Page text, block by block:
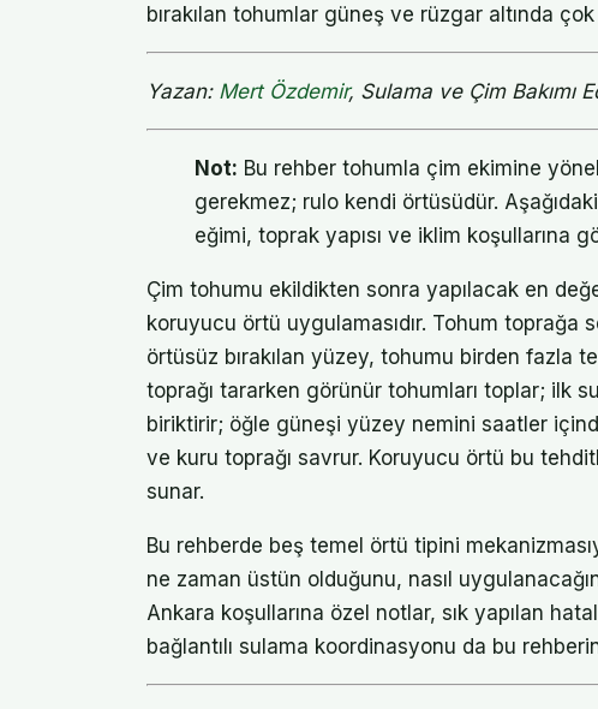
bırakılan tohumlar güneş ve rüzgar altında çok
Yazan: Mert Özdemir, Sulama ve Çim Bakımı
Not: Bu rehber tohumla çim ekimine
gerekmez; rulo kendi örtüsüdür.
eğimi, toprak yapısı ve iklim koşullarına
Çim tohumu ekildikten sonra yapılacak en
koruyucu örtü uygulamasıdır. Tohum toprağa
örtüsüz bırakılan yüzey, tohumu birden fazla
toprağı tararken görünür tohumları toplar; ilk
biriktirir; öğle güneşi yüzey nemini saatler
ve kuru toprağı savrur. Koruyucu örtü bu
sunar.
Bu rehberde beş temel örtü tipini
ne zaman üstün olduğunu, nasıl
Ankara koşullarına özel notlar, sık yapılan
bağlantılı sulama koordinasyonu da bu